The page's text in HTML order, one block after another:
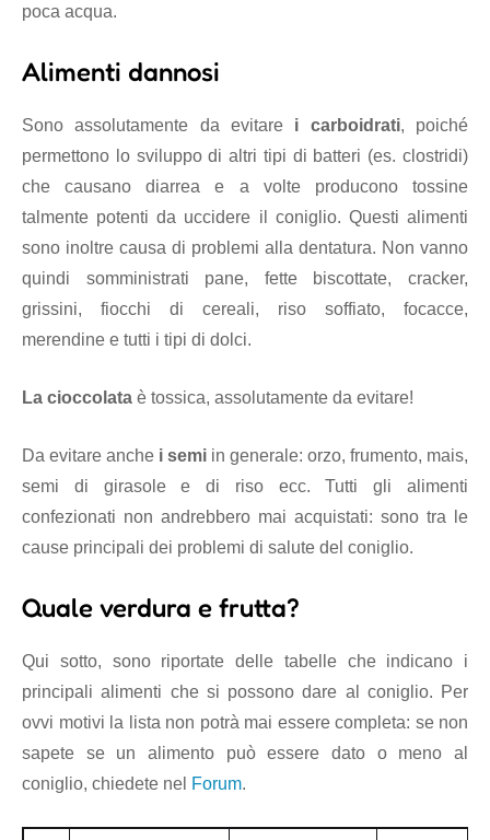
poca acqua.
Alimenti dannosi
Sono assolutamente da evitare i carboidrati, poiché
permettono lo sviluppo di altri tipi di batteri (es. clostridi)
che causano diarrea e a volte producono tossine
talmente potenti da uccidere il coniglio. Questi alimenti
sono inoltre causa di problemi alla dentatura. Non vanno
quindi somministrati pane, fette biscottate, cracker,
grissini, fiocchi di cereali, riso soffiato, focacce,
merendine e tutti i tipi di dolci.
La cioccolata è tossica, assolutamente da evitare!
Da evitare anche i semi in generale: orzo, frumento, mais,
semi di girasole e di riso ecc. Tutti gli alimenti
confezionati non andrebbero mai acquistati: sono tra le
cause principali dei problemi di salute del coniglio.
Quale verdura e frutta?
Qui sotto, sono riportate delle tabelle che indicano i
principali alimenti che si possono dare al coniglio. Per
ovvi motivi la lista non potrà mai essere completa: se non
sapete se un alimento può essere dato o meno al
coniglio, chiedete nel Forum.